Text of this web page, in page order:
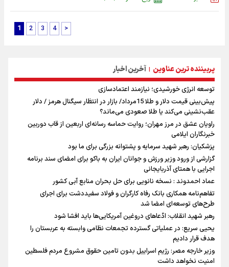
1 2 3 4 >
پربیننده ترین عناوین | آخرین اخبار
توسعه انرژی خورشیدی؛ نیازمند اعتمادسازی
پیش‌بینی قیمت دلار و طلا 15مرداد/ بازار در انتظار سیگنال هرمز / دلار
عقب‌نشینی می‌کند یا طلا صعودی می‌ماند؟
راویان عشق در مرز مهران؛ روایت حماسه‌ رسانه‌ای اربعین از قاب دوربین
خبرنگاران ایلامی
پزشکیان: رهبر شهید سرمایه و پشتوانه بزرگی برای ما بود
گزارشی از ورود وزیر ورزش و جوانان ایران به باکو برای امضای سند برنامه
اجرایی با همتای آذربایجانی
عماد احمدوند : نسخه نانویی برای حل بحران منابع آبی کشور
تفاهم‌نامه همکاری بانک رفاه کارگران و فولاد سفیددشت برای اجرای
طرح‌های توسعه‌ای امضا شد
رهبر شهید انقلاب: ادّعاهای دروغین آمریکایی‌ها باید افشا شود
یحیی سریع: در عملیاتی گسترده تجمعات نظامی وابسته به عربستان را
هدف قرار دادیم
وزیر خارجه مصر: رژیم اسراییل بدون تامین حقوق مشروع مردم فلسطین
امنیت نخواهد داشت